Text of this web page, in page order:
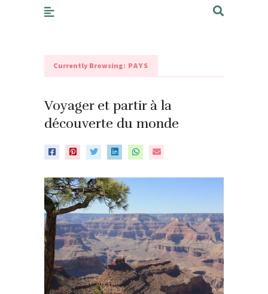
Currently Browsing: PAYS
Voyager et partir à la
découverte du monde